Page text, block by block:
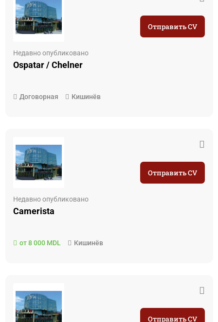
Недавно опубликовано
Ospatar / Chelner
Договорная Кишинёв
Отправить CV
Недавно опубликовано
Camerista
от 8 000 MDL Кишинёв
Отправить CV
Отправить CV